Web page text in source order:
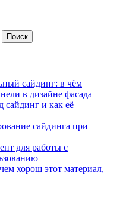
сайдинг: в чём
в дизайне фасада
сайдинг и как её
сайдинга при
для работы с
хорош этот материал,